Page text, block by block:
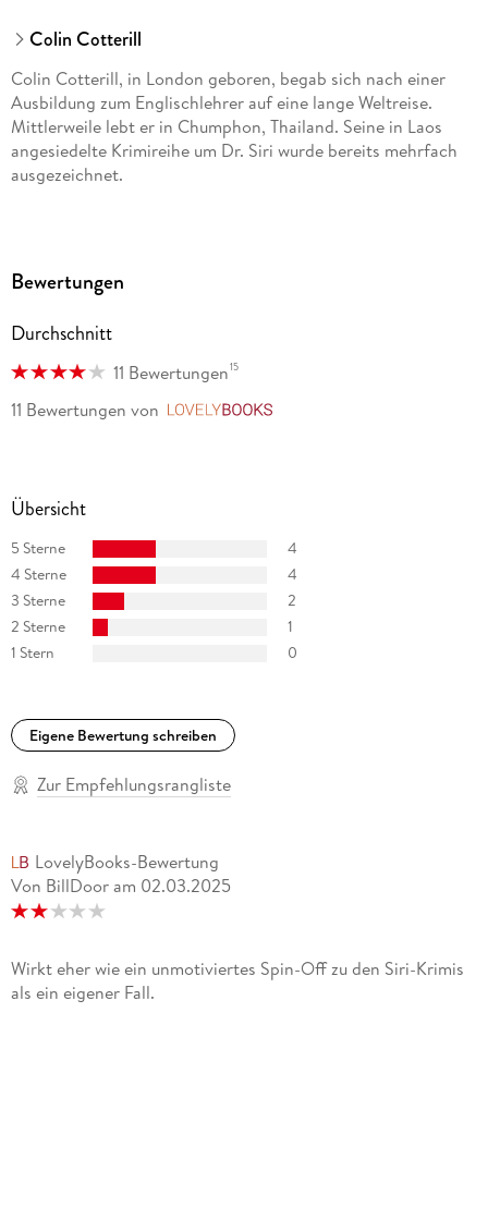
Colin Cotterill
Colin Cotterill, in London geboren, begab sich nach einer
Ausbildung zum Englischlehrer auf eine lange Weltreise.
Mittlerweile lebt er in Chumphon, Thailand. Seine in Laos
angesiedelte Krimireihe um Dr. Siri wurde bereits mehrfach
ausgezeichnet.
Bewertungen
Durchschnitt
11 Bewertungen15
11 Bewertungen von
Übersicht
5 Sterne
4
4 Sterne
4
3 Sterne
2
2 Sterne
1
1 Stern
0
Eigene Bewertung schreiben
Zur Empfehlungsrangliste
LovelyBooks-Bewertung
Von BillDoor am 02.03.2025
Wirkt eher wie ein unmotiviertes Spin-Off zu den Siri-Krimis
als ein eigener Fall.